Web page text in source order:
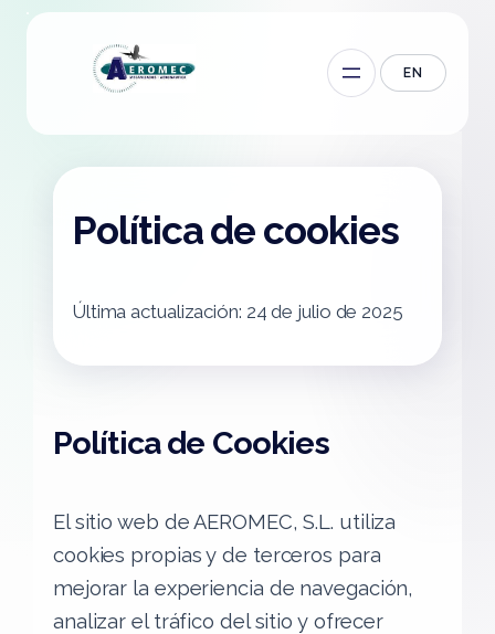
EN
Política de cookies
Última actualización: 24 de julio de 2025
Política de Cookies
El sitio web de AEROMEC, S.L. utiliza
cookies propias y de terceros para
mejorar la experiencia de navegación,
analizar el tráfico del sitio y ofrecer